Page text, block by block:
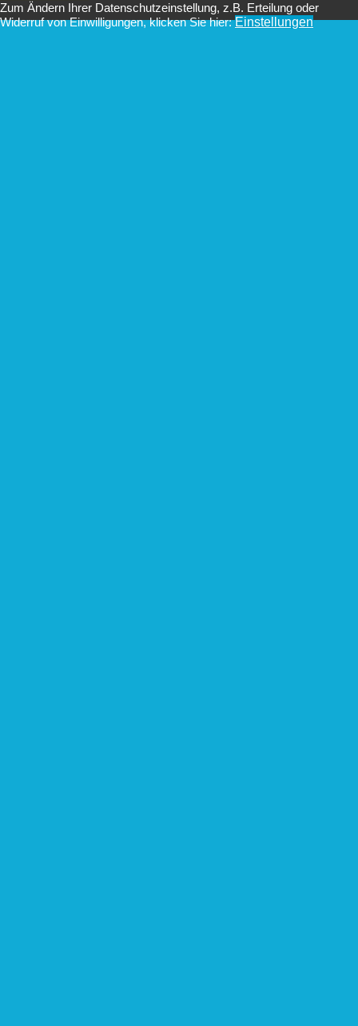
Zum Ändern Ihrer Datenschutzeinstellung, z.B. Erteilung oder
Widerruf von Einwilligungen, klicken Sie hier:Einstellungen